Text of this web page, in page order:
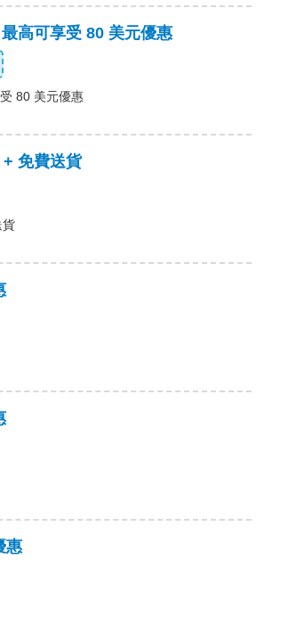
高可享受 80 美元優惠
80 美元優惠
免費送貨
貨
惠